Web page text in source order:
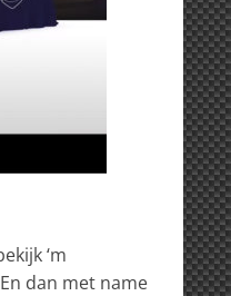
‘m
dan met name